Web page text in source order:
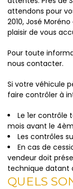
attendons pour
2010, José
plaisir de vous
Pour toute
nous contacter.
Si votre véhicule
faire contrôler à
Le 1er contrôle
mois avant le
Les contrôles
En cas de
vendeur doit
technique datant
QUELS